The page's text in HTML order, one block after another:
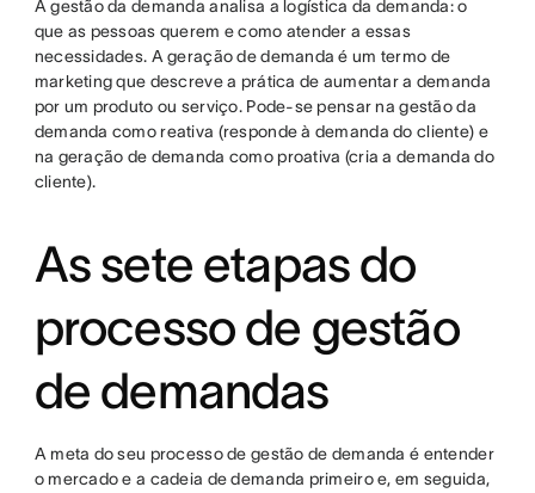
A gestão da demanda analisa a logística da demanda: o
que as pessoas querem e como atender a essas
necessidades. A geração de demanda é um termo de
marketing que descreve a prática de aumentar a demanda
por um produto ou serviço. Pode-se pensar na gestão da
demanda como reativa (responde à demanda do cliente) e
na geração de demanda como proativa (cria a demanda do
cliente).
As sete etapas do
processo de gestão
de demandas
A meta do seu processo de gestão de demanda é entender
o mercado e a cadeia de demanda primeiro e, em seguida,